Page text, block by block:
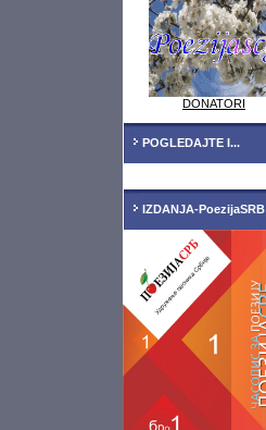
DONATORI
POGLEDAJTE I...
IZDANJA-PoezijaSRB